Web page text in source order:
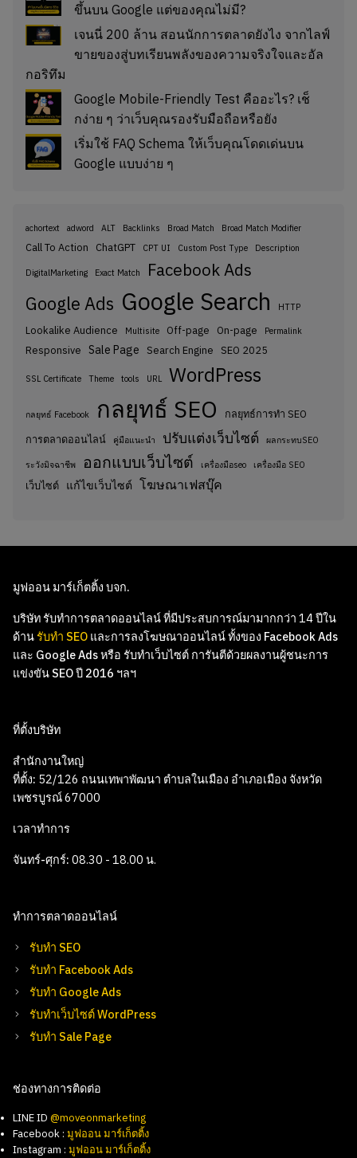
ขึ้นบน Google แต่ของคุณไม่มี?
เจนนี่ 200 ล้าน สอนนักการตลาดยังไง จากไลฟ์
ขายของสู่บทเรียนพลังของความจริงใจและอัล
กอริทึม
Google Mobile-Friendly Test คืออะไร? เช็
กง่าย ๆ ว่าเว็บคุณรองรับมือถือหรือยัง
เริ่มใช้ FAQ Schema ให้เว็บคุณโดดเด่นบน
Google แบบง่าย ๆ
achortext adword ALT Backlinks Broad Match Broad Match Modifier
Call To Action ChatGPT CPT UI Custom Post Type Description
DigitalMarketing Exact Match Facebook Ads
Google Ads Google Search HTTP
Lookalike Audience Multisite Off-page On-page Permalink
Responsive Sale Page Search Engine SEO 2025
SSL Certificate Theme tools URL WordPress
กลยุทธ์ Facebook กลยุทธ์ SEO
กลยุทธ์การทำ SEO
การตลาดออนไลน์
คู่มือแนะนำ ปรับแต่งเว็บไซต์ ผลกระทบSEO
ระวังมิจฉาชีพ ออกแบบเว็บไซต์ เครื่องมือseo เครื่องมือ SEO
เว็บไซต์ แก้ไขเว็บไซต์ โฆษณาเฟสบุ๊ค
มูฟออน มาร์เก็ตติ้ง บจก.
บริษัท รับทำการตลาดออนไลน์ ที่มีประสบการณ์มามากกว่า 14 ปีใน
ด้านรับทำ SEO และการลงโฆษณาออนไลน์ทั้งของ Facebook Ads
และ Google Adsหรือ รับทำเว็บไซต์ การันตีด้วยผลงานผู้ชนะการ
แข่งขัน SEO ปี 2016 ฯลฯ
ที่ตั้งบริษัท
สำนักงานใหญ่
ที่ตั้ง: 52/126 ถนนเทพาพัฒนา ตำบลในเมือง อำเภอเมือง จังหวัด
เพชรบูรณ์ 67000
เวลาทำการ
จันทร์-ศุกร์: 08.30 - 18.00 น.
ทำการตลาดออนไลน์
รับทำ SEO
รับทำ Facebook Ads
รับทำ Google Ads
รับทำเว็บไซต์ WordPress
รับทำ Sale Page
ช่องทางการติดต่อ
LINE ID @moveonmarketing
Facebook : มูฟออน มาร์เก็ตติ้ง
Instagram : มูฟออน มาร์เก็ตติ้ง